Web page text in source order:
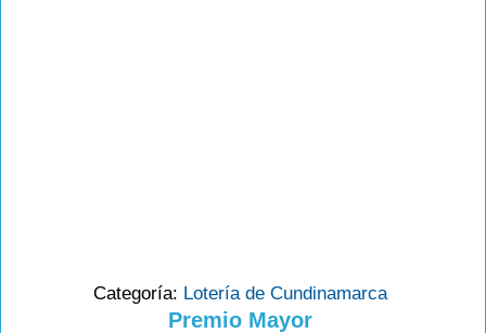
Categoría: Lotería de Cundinamarca
Premio Mayor